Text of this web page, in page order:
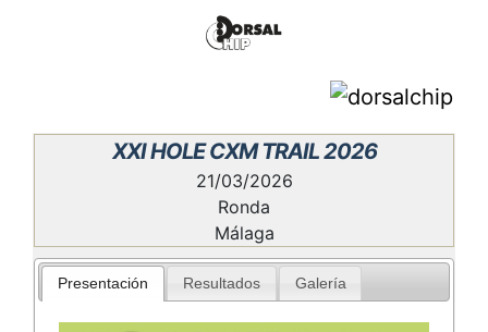
XXI HOLE CXM TRAIL 2026
21/03/2026
Ronda
Málaga
Presentación Resultados Galería